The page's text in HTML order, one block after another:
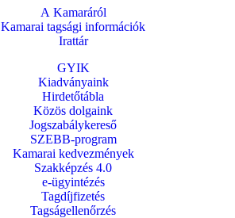
A Kamaráról
Kamarai tagsági információk
Irattár
GYIK
Kiadványaink
Hirdetőtábla
Közös dolgaink
Jogszabálykereső
SZEBB-program
Kamarai kedvezmények
Szakképzés 4.0
e-ügyintézés
Tagdíjfizetés
Tagságellenőrzés